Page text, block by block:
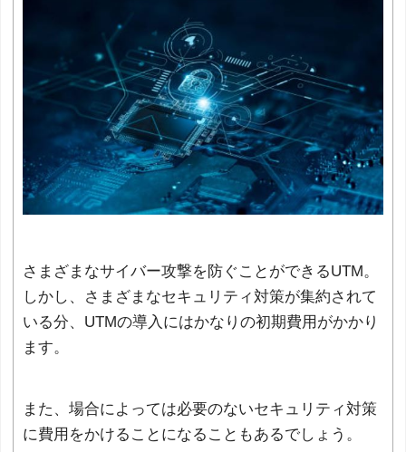
さまざまなサイバー攻撃を防ぐことができるUTM。
しかし、さまざまなセキュリティ対策が集約されて
いる分、UTMの導入にはかなりの初期費用がかかり
ます。
また、場合によっては必要のないセキュリティ対策
に費用をかけることになることもあるでしょう。